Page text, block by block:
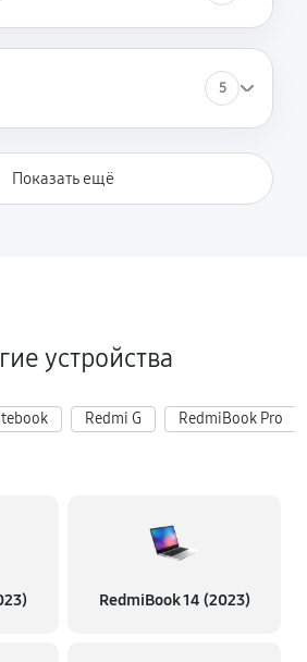
5
Показать ещё
устройства
Redmi G RedmiBook Pro
RedmiBook 14 (2023)